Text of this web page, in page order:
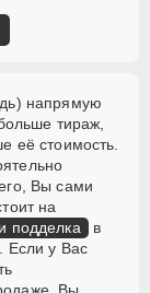
напрямую
тираж,
её стоимость.
Вы сами
на
подделка в
Если у Вас